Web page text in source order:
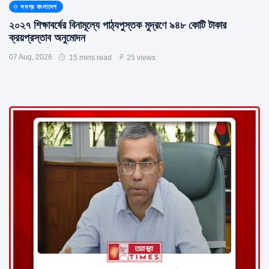
সমগ্র বাংলাদেশ
২০২৭ শিক্ষাবর্ষের বিনামূল্যে পাঠ্যপুস্তক মুদ্রণে ৯৪৮ কোটি টাকার
ক্রয়প্রস্তাব অনুমোদন
07 Aug, 2026 15 mins read 25 views